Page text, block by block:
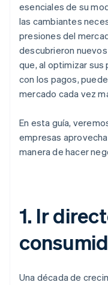
esenciales de su
las cambiantes
presiones del
descubrieron
que, al optimizar
con los pagos,
mercado cada vez
En esta guía,
empresas
manera de hacer
1. Ir
Una década de